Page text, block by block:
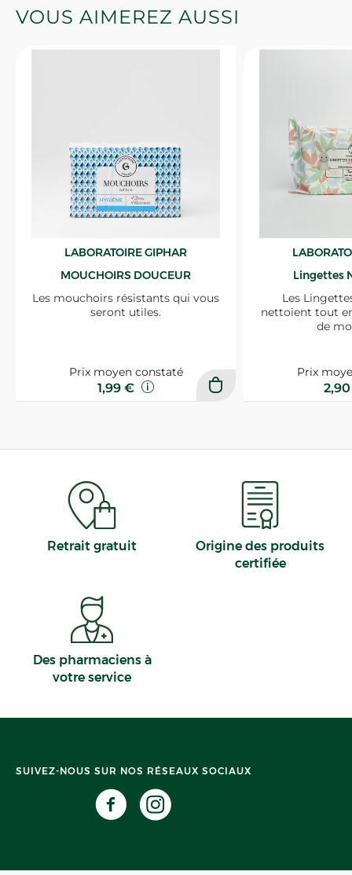
VOUS AIMEREZ AUSSI
LABORATOIRE GIPHAR
MOUCHOIRS DOUCEUR
Les mouchoirs résistants qui vous
seront utiles.
Prix moyen constaté
1,99 €
Lingettes
Les
nettoient tout
de
Prix
Retrait gratuit
Origine des produits
certifiée
Des pharmaciens à
votre service
SUIVEZ-NOUS SUR NOS RÉSEAUX SOCIAUX